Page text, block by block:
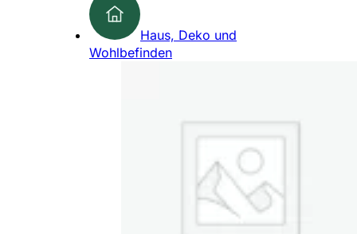
Haus, Deko und
Wohlbefinden